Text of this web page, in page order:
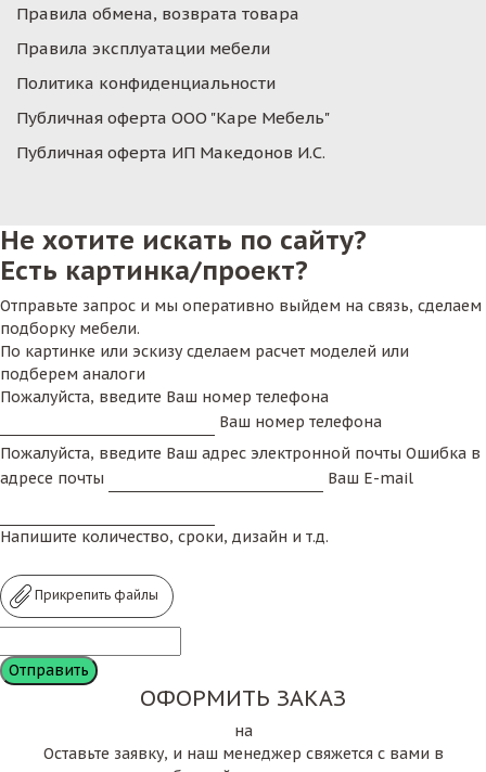
Правила обмена, возврата товара
Правила эксплуатации мебели
Политика конфиденциальности
Публичная оферта ООО "Каре Мебель"
Публичная оферта ИП Македонов И.С.
Не хотите искать по сайту?
Есть картинка/проект?
Отправьте запрос и мы оперативно выйдем на связь, сделаем
подборку мебели.
По картинке или эскизу сделаем расчет моделей или
подберем аналоги
Пожалуйста, введите Ваш номер телефона
Ваш номер телефона
Пожалуйста, введите Ваш адрес электронной почты Ошибка в
адресе почты
Ваш E-mail
Напишите количество, сроки, дизайн и т.д.
Прикрепить файлы
ОФОРМИТЬ ЗАКАЗ
на
Оставьте заявку, и наш менеджер свяжется с вами в